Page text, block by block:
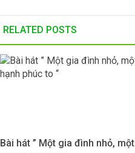
RELATED POSTS
Bài hát ” Một gia đình nhỏ, một